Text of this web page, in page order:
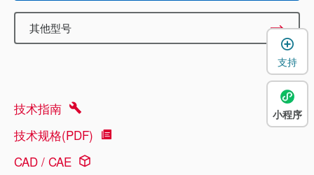
其他型号
技术指南
技术规格(PDF)
CAD / CAE
支持
小程序